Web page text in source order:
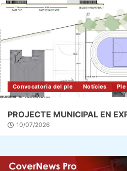
Convocatoria del ple Notícies
PROJECTE MUNICIPAL EN
10/07/2026